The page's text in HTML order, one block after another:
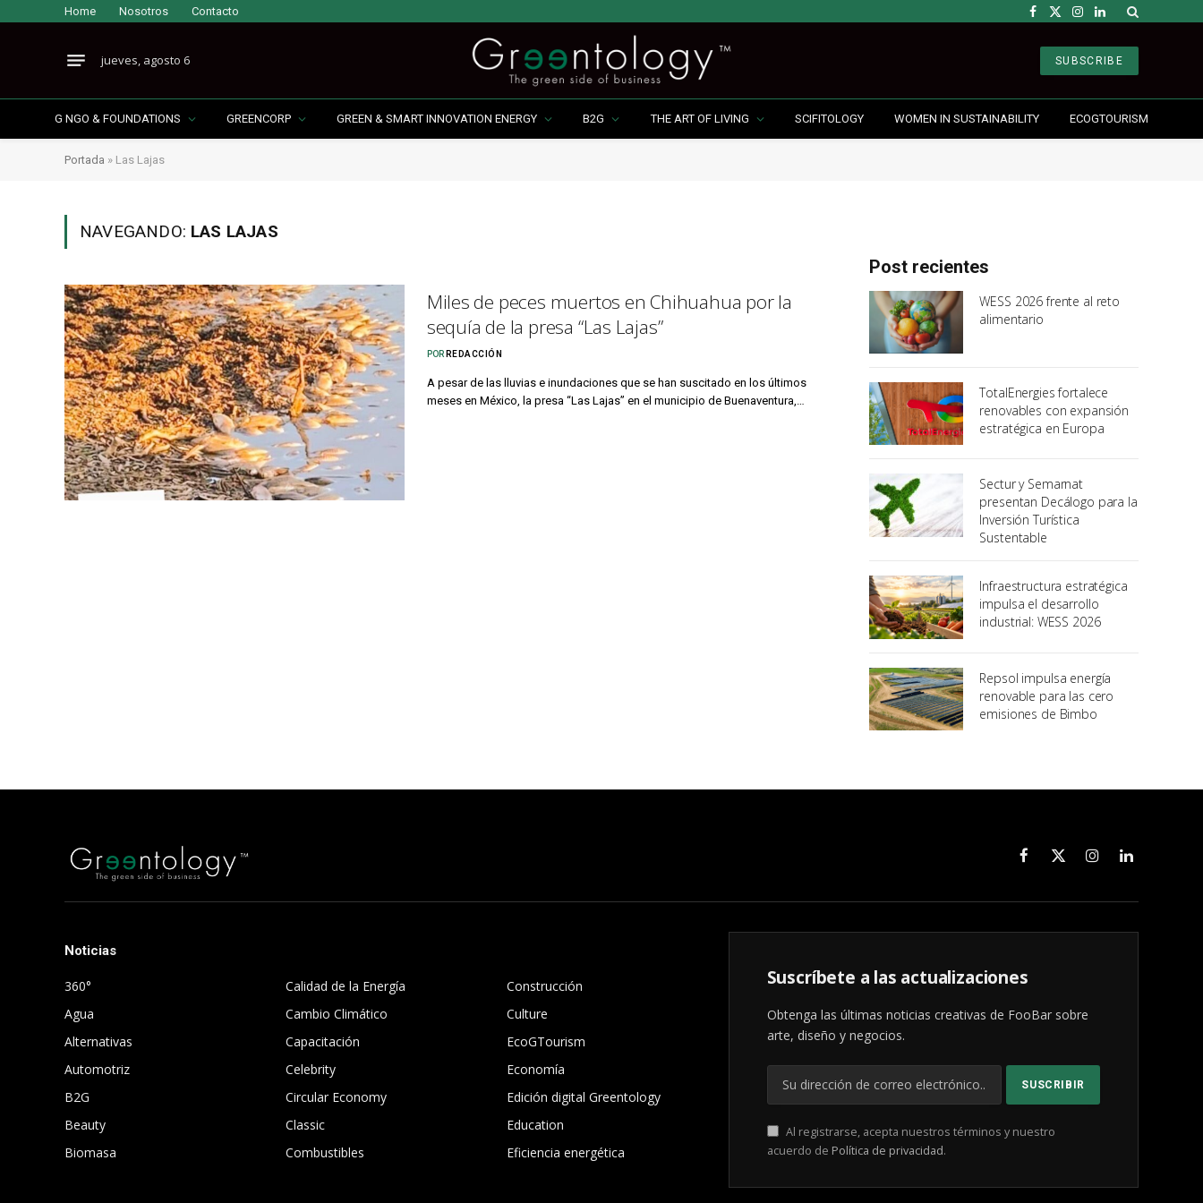
Home Nosotros Contacto Facebook
X
Instagram
LinkedIn
jueves, agosto 6 SUBSCRIBE
G NGO & FOUNDATIONS GREENCORP GREEN & SMART INNOVATION ENERGY B2G THE ART OF LIVING SCIFITOLOGY WOMEN IN SUSTAINABILITY ECOGTOURISM
Portada » Las Lajas
NAVEGANDO: LAS LAJAS
Miles de peces muertos en Chihuahua por la
sequía de la presa “Las Lajas”
POR REDACCIÓN
A pesar de las lluvias e inundaciones que se han suscitado en los últimos
meses en México, la presa “Las Lajas” en el municipio de Buenaventura,…
Post recientes
WESS 2026 frente al reto
alimentario
TotalEnergies fortalece
renovables con expansión
estratégica en Europa
Sectur y Semarnat
presentan Decálogo para la
Inversión Turística
Sustentable
Infraestructura estratégica
impulsa el desarrollo
industrial: WESS 2026
Repsol impulsa energía
renovable para las cero
emisiones de Bimbo
Facebook
X
InstagramLinkedIn
Noticias
360°
Agua
Alternativas
Automotriz
B2G
Beauty
Biomasa
Calidad de la Energía
Cambio Climático
Capacitación
Celebrity
Circular Economy
Classic
Combustibles
Construcción
Culture
EcoGTourism
Economía
Edición digital Greentology
Education
Eficiencia energética
Suscríbete a las actualizaciones
Obtenga las últimas noticias creativas de FooBar sobre
arte, diseño y negocios.
Al registrarse, acepta nuestros términos y nuestro
acuerdo de Política de privacidad.